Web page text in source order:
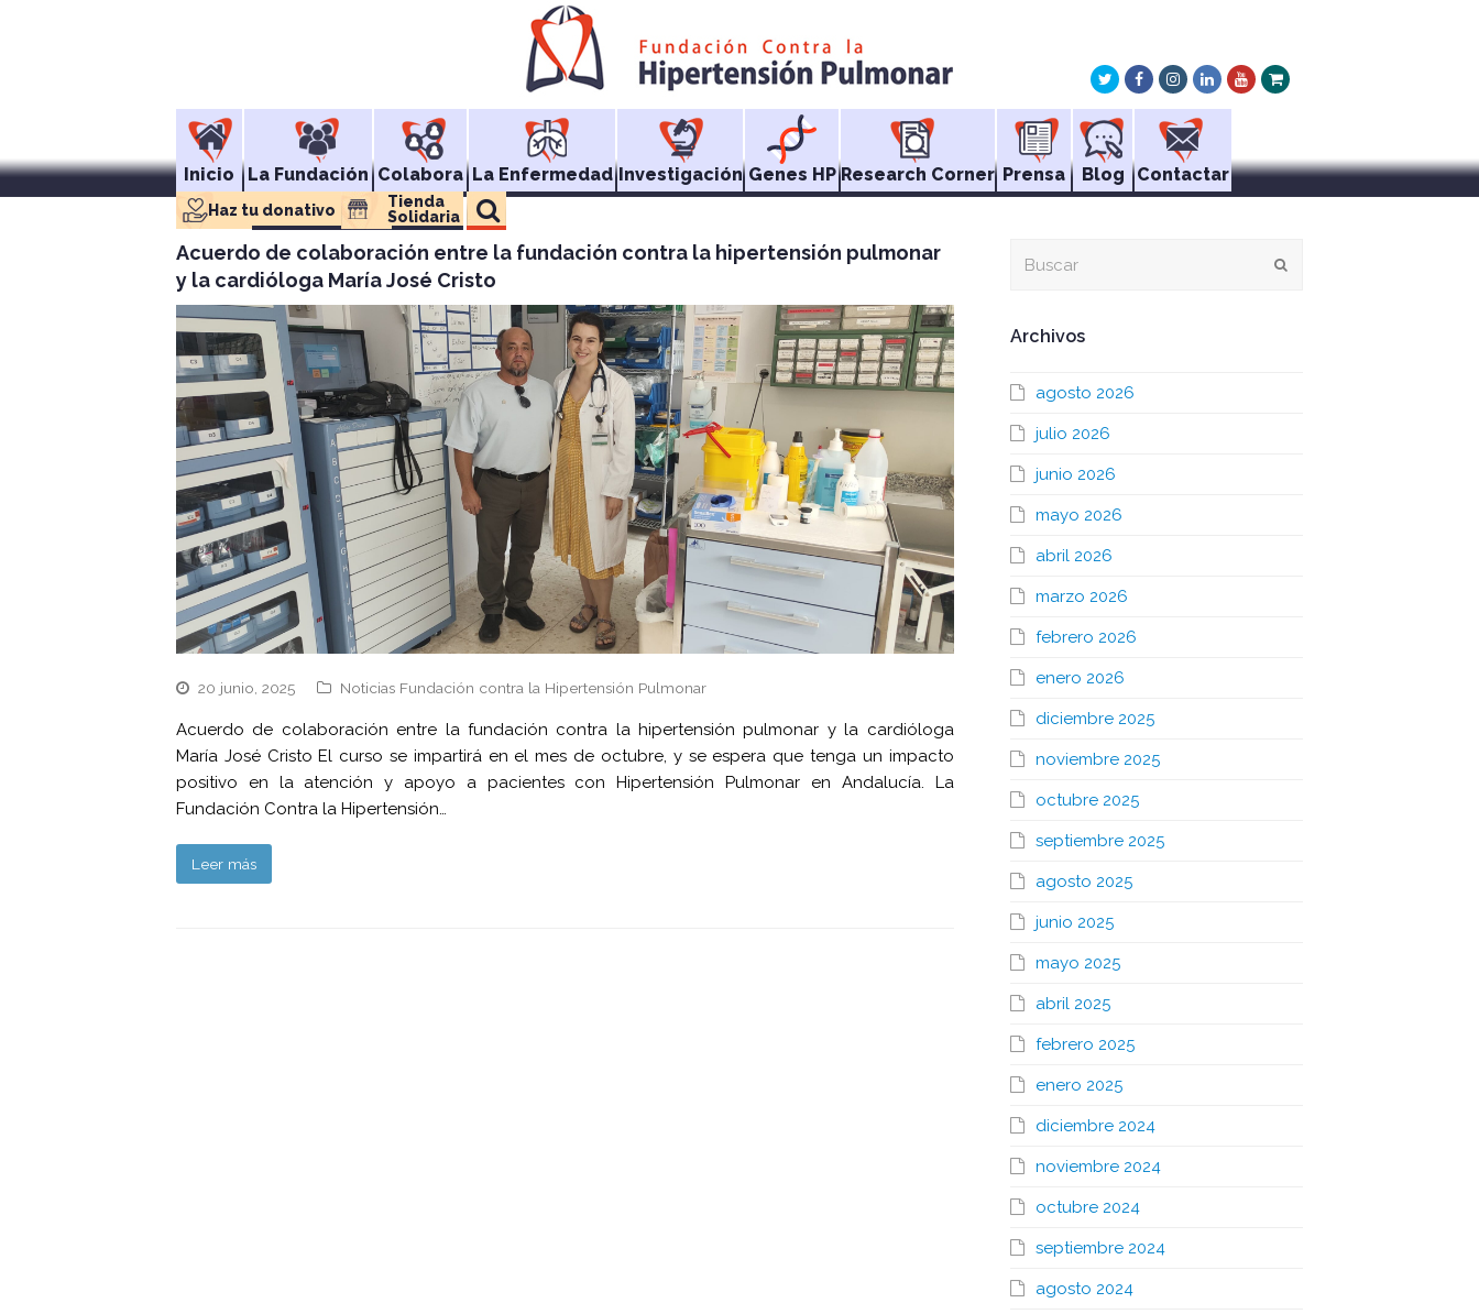
TwitterFacebookInstagram
LinkedInYoutube
Xing
Inicio La Fundación Colabora La Enfermedad Investigación Genes HP Research Corner Prensa Blog Contactar
Haz tu donativo
Tienda
Solidaria
Acuerdo de colaboración entre la fundación contra la hipertensión pulmonar
y la cardióloga María José Cristo
20 junio, 2025 Noticias Fundación contra la Hipertensión Pulmonar
Acuerdo de colaboración entre la fundación contra la hipertensión pulmonar y la cardióloga
María José Cristo El curso se impartirá en el mes de octubre, y se espera que tenga un impacto
positivo en la atención y apoyo a pacientes con Hipertensión Pulmonar en Andalucía. La
Fundación Contra la Hipertensión…
Leer más
Archivos
agosto 2026
julio 2026
junio 2026
mayo 2026
abril 2026
marzo 2026
febrero 2026
enero 2026
diciembre 2025
noviembre 2025
octubre 2025
septiembre 2025
agosto 2025
junio 2025
mayo 2025
abril 2025
febrero 2025
enero 2025
diciembre 2024
noviembre 2024
octubre 2024
septiembre 2024
agosto 2024